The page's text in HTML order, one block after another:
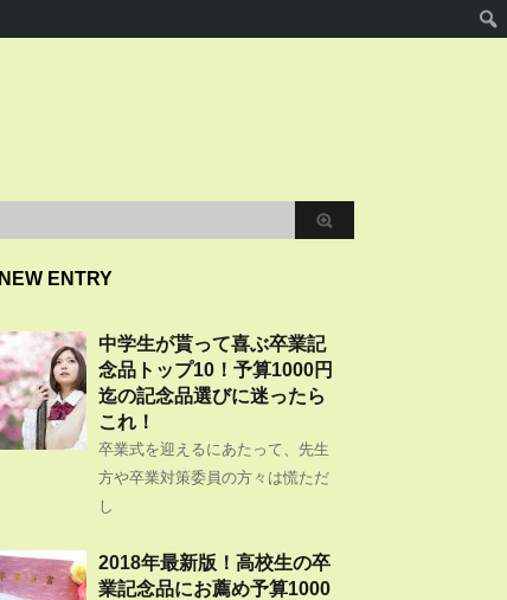
NEW ENTRY
中学生が貰って喜ぶ卒業記
念品トップ10！予算1000円
迄の記念品選びに迷ったら
これ！
卒業式を迎えるにあたって、先生
方や卒業対策委員の方々は慌ただ
し
2018年最新版！高校生の卒
業記念品にお薦め予算1000